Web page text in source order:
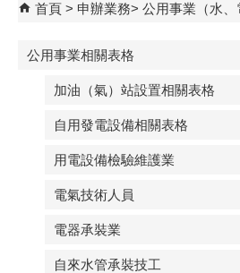
首頁 申辦業務 公用事業（水、
公用事業相關表格
加油（氣）站設置相關表格
自用發電設備相關表格
用電設備檢驗維護業
電氣技術人員
電器承裝業
自來水管承裝技工